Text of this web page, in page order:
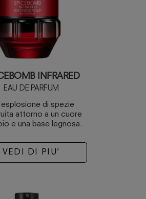
INFRARED
EAU DE PARFUM
di spezie
attorno a un cuore
e una base legnosa.
VEDI DI PIU’